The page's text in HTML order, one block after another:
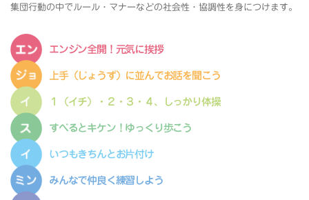
集団行動の中でルール・マナーなどの社会性・協調性を身につけます。
エンジン全開！元気に挨拶
上手（じょうず）に並んでお話を聞こう
１（イチ）・２・３・４、しっかり体操
すべるとキケン！ゆっくり歩こう
いつもきちんとお片付け
みんなで仲良く練習しよう